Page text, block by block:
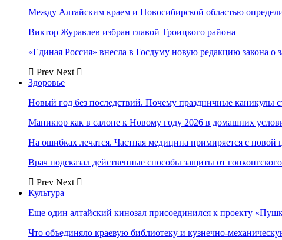
Между Алтайским краем и Новосибирской областью
Виктор Журавлев избран главой Троицкого района
«Единая Россия» внесла в Госдуму новую редакцию закона о
Prev Next
Здоровье
Новый год без последствий. Почему праздничные каникулы
Маникюр как в салоне к Новому году 2026 в домашних
На ошибках лечатся. Частная медицина примиряется с новой
Врач подсказал действенные способы защиты от
Prev Next
Культура
Еще один алтайский кинозал присоединился к проекту
Что объединяло краевую библиотеку и кузнечно-